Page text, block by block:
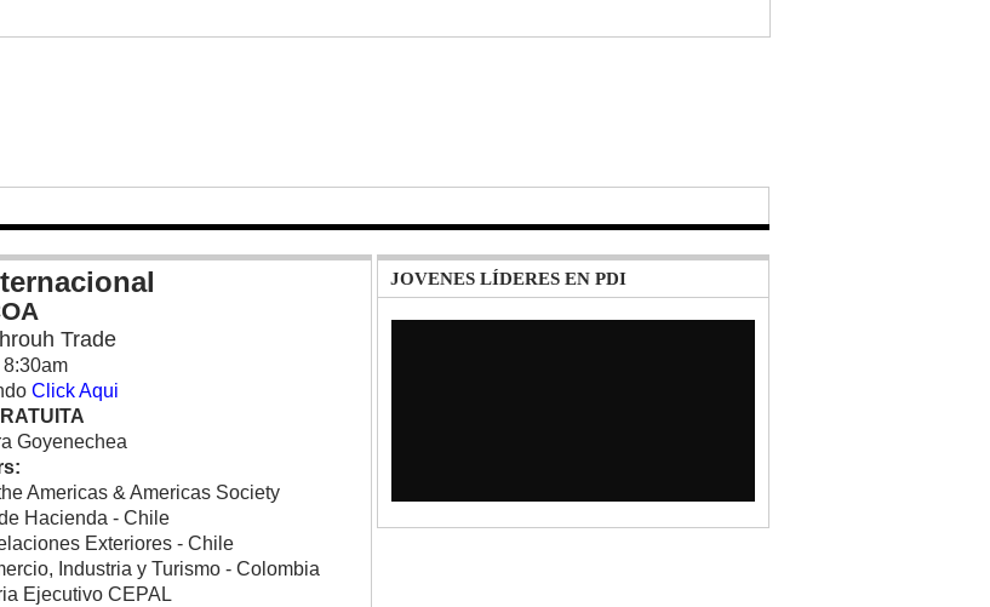
Trade
Click Aqui
Goyenechea
Americas & Americas Society
Hacienda - Chile
Exteriores - Chile
Industria y Turismo - Colombia
Ejecutivo CEPAL
JOVENES LÍDERES EN PDI